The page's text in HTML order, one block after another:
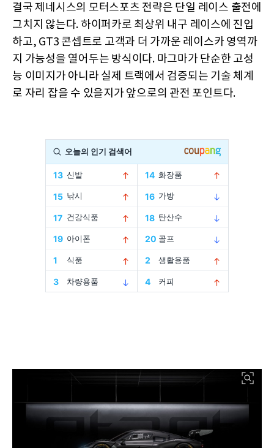
결국 제네시스의 모터스포츠 전략은 단일 레이스 출전에
그치지 않는다. 하이퍼카로 최상위 내구 레이스에 진입
하고, GT3 콘셉트로 고객과 더 가까운 레이스카 영역까
지 가능성을 열어두는 방식이다. 마그마가 단순한 고성
능 이미지가 아니라 실제 트랙에서 검증되는 기술 체계
로 자리 잡을 수 있을지가 앞으로의 관전 포인트다.